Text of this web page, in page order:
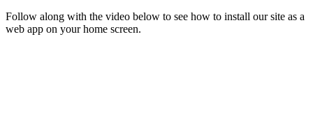
Follow along with the video below to see how to install our site as a
web app on your home screen.